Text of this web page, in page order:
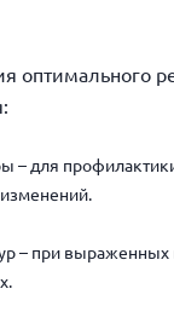
оптимального
– для
– при выраженных